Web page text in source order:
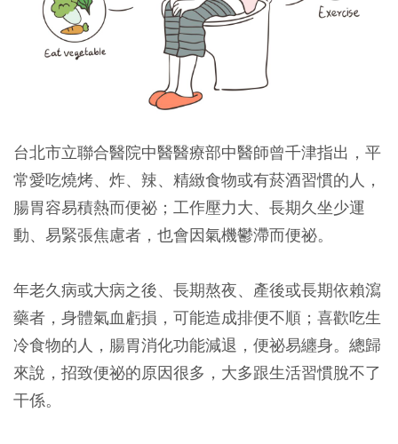
台北市立聯合醫院中醫醫療部中醫師曾千津指出，平
常愛吃燒烤、炸、辣、精緻食物或有菸酒習慣的人，
腸胃容易積熱而便祕；工作壓力大、長期久坐少運
動、易緊張焦慮者，也會因氣機鬱滯而便祕。
年老久病或大病之後、長期熬夜、產後或長期依賴瀉
藥者，身體氣血虧損，可能造成排便不順；喜歡吃生
冷食物的人，腸胃消化功能減退，便祕易纏身。總歸
來說，招致便祕的原因很多，大多跟生活習慣脫不了
干係。